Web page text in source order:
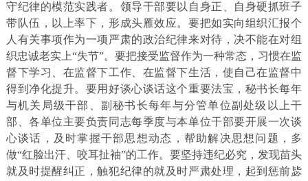
守纪律的模范实践者。领导干部要以自身正、自身硬抓班子
带队伍，以上率下，形成头雁效应。要把如实向组织汇报个
人有关事项作为一项严肃的政治纪律来对待，决不能在对组
织忠诚老实上“失节”。要把接受监督作为一种常态，习惯在监
督下学习、在监督下工作、在监督下生活，使自己在监督中
得到净化提升。要用好谈心谈话这个重要法宝，秘书长每年
与机关局级干部、副秘书长每年与分管单位副处级以上干
部、各单位主要负责同志每季度与本单位干部要开展一次谈
心谈话，及时掌握干部思想动态，帮助解决思想问题，多
做“红脸出汗、咬耳扯袖”的工作。要坚持违纪必究，发现苗头
就及时提醒纠正，触犯纪律的就及时严肃处理，起到惩前毖